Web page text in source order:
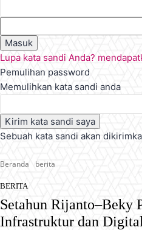
Lupa kata sandi Anda?
Pemulihan password
Memulihkan kata sandi anda
Sebuah kata sandi akan
Beranda berita
BERITA
Setahun Rijanto–Beky
Infrastruktur dan